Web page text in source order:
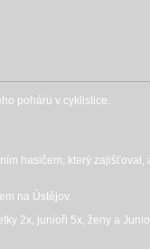
poháru v cyklistice.
hasičem, který
na Ústějov.
2x, junioři 5x, ženy a